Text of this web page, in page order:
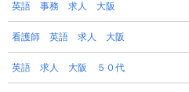
英語 事務 求人 大阪
看護師 英語 求人 大阪
英語 求人 大阪 ５０代